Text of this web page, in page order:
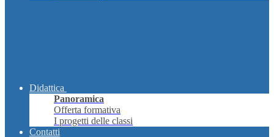
Didattica
Panoramica
Offerta formativa
I progetti delle classi
Contatti